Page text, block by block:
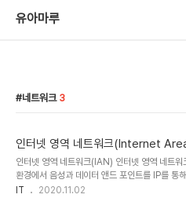
유아마루
네트워크 3
인터넷 영역 네트워크(Internet
라우드 개념 이해
인터넷 영역 네트워크(IAN) 인터넷 영역 네트
환경에서 음성과 데이터 앤드 포인트를 IP를 통
워크의 개념으로, 기존 로컬 네트워크(LAN),
IT 2020.11.02